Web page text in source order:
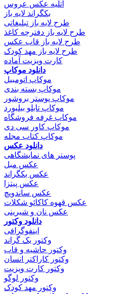
آتلیه عکس عروس
بکگراند لایه باز
طرح لایه باز تبلیغاتی
طرح لایه باز دفترچه کاغذ
طرح لایه باز قاب عکس
طرح لایه باز مهد کودک
کارت ویزیت آماده
دانلود موکاپ
موکاپ اتومبیل
موکاپ بسته بندی
موکاپ پوستر بروشور
موکاپ تابلو بیلبورد
موکاپ غرفه فروشگاه
موکاپ کاور سی دی
موکاپ کتاب مجله
دانلود عکس
پوستر های نمایشگاهی
عکس مبل
عکس بکگراند
عکس پیتزا
عکس ساندویچ
عکس قهوه کاکائو شکلات
عکس نان و شیرینی
دانلود وکتور
اینفوگرافی
وکتور بک گراند
وکتور حاشیه و قاب
وکتور کاراکتر انسان
وکتور کارت ویزیت
وکتور لوگو
وکتور مهد کودک